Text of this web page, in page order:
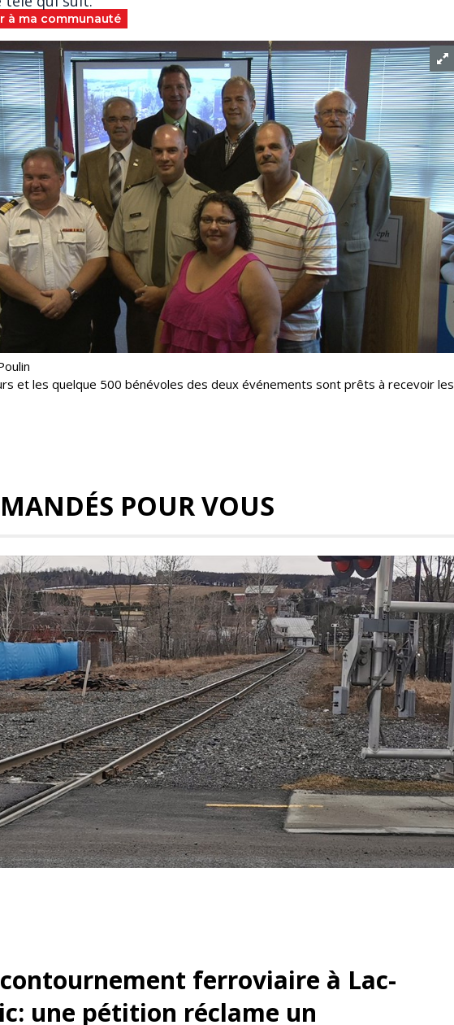
à ma communauté
et les quelque 500 bénévoles des deux événements sont prêts à recevoir les
POUR VOUS
ferroviaire à Lac-
une pétition réclame un